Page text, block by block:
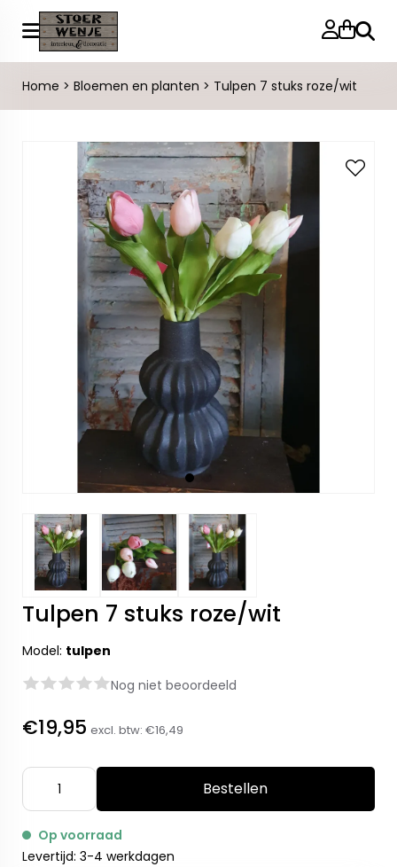
Home > Bloemen en planten > Tulpen 7 stuks roze/wit
Tulpen 7 stuks roze/wit
Model: tulpen
Nog niet beoordeeld
€19,95 excl. btw: €16,49
Bestellen
Op voorraad
Levertijd: 3-4 werkdagen